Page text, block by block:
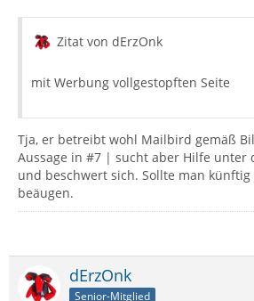
Zitat von dErzOnk
mit Werbung vollgestopften Seite
Tja, er betreibt wohl Mailbird gemäß
Aussage in #7 | sucht aber Hilfe unter
und beschwert sich. Sollte man
beäugen.
dErzOnk
Senior-Mitglied